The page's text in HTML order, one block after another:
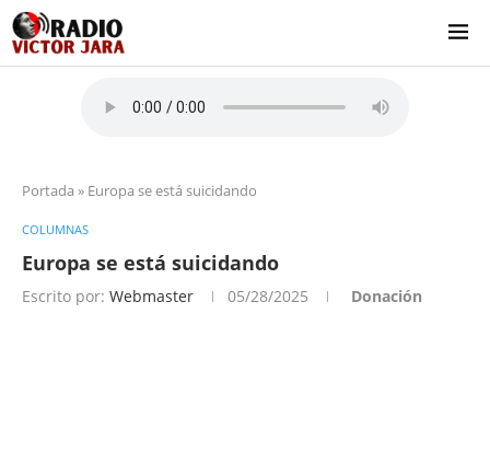
Portada » Europa se está suicidando
COLUMNAS
Europa se está suicidando
Escrito por: Webmaster 05/28/2025 Donación